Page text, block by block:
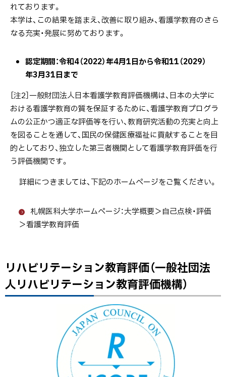
れております。
本学は、この結果を踏まえ、改善に取り組み、看護学教育のさら
なる充実・発展に努めております。
認定期間：令和4（2022）年4月1日から令和11（2029）
年3月31日まで
［注2］一般財団法人日本看護学教育評価機構は、日本の大学に
おける看護学教育の質を保証するために、看護学教育プログラ
ムの公正かつ適正な評価等を行い、教育研究活動の充実と向上
を図ることを通して、国民の保健医療福祉に貢献することを目
的としており、独立した第三者機関として看護学教育評価を行
う評価機関です。
詳細につきましては、下記のホームページをご覧ください。
札幌医科大学ホームページ：大学概要＞自己点検・評価
＞看護学教育評価
ト
ッ
プ
リハビリテーション教育評価（一般社団法
人リハビリテーション教育評価機構）